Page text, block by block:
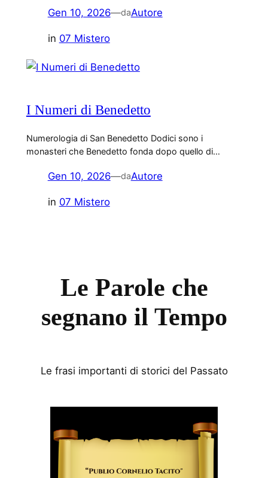
Gen 10, 2026—daAutore
in 07 Mistero
I Numeri di Benedetto
Numerologia di San Benedetto Dodici sono i
monasteri che Benedetto fonda dopo quello di…
Gen 10, 2026—daAutore
in 07 Mistero
Le Parole che
segnano il Tempo
Le frasi importanti di storici del Passato